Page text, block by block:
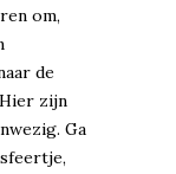
om,
de
zijn
Ga